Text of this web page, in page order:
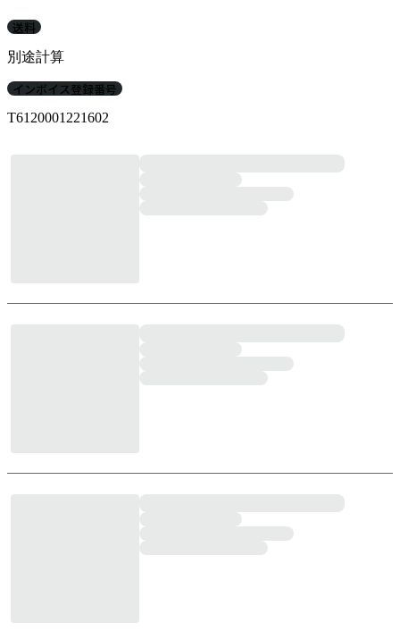
送料
別途計算
インボイス登録番号
T6120001221602